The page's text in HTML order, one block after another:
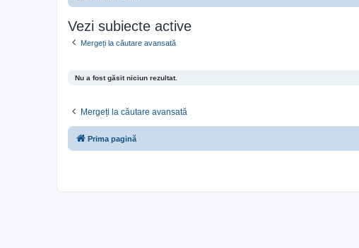
Vezi subiecte active
Mergeți la căutare avansată
Nu a fost găsit niciun rezultat.
Mergeți la căutare avansată
Prima pagină